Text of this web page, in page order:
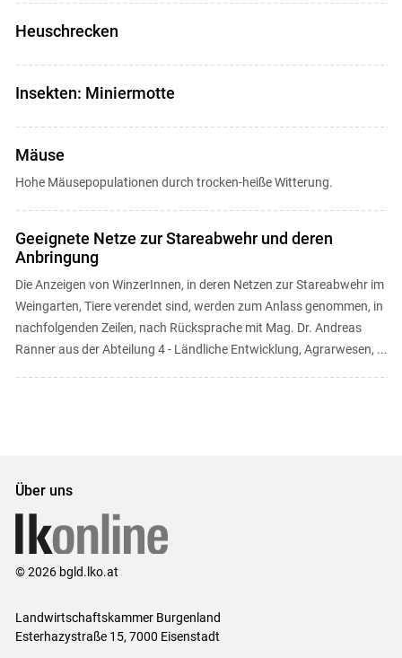
Heuschrecken
Insekten: Miniermotte
Mäuse
Hohe Mäusepopulationen durch trocken-heiße Witterung.
Geeignete Netze zur Stareabwehr und deren
Anbringung
Die Anzeigen von WinzerInnen, in deren Netzen zur Stareabwehr im
Weingarten, Tiere verendet sind, werden zum Anlass genommen, in
nachfolgenden Zeilen, nach Rücksprache mit Mag. Dr. Andreas
Ranner aus der Abteilung 4 - Ländliche Entwicklung, Agrarwesen, ...
Über uns
© 2026 bgld.lko.at
Landwirtschaftskammer Burgenland
Esterhazystraße 15, 7000 Eisenstadt